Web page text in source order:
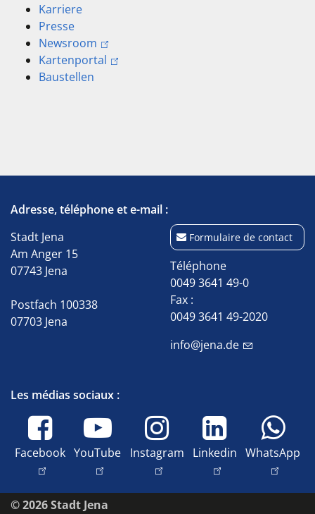
Karriere
Presse
Newsroom
Kartenportal
Baustellen
Adresse, téléphone et e-mail :
Stadt Jena
Am Anger 15
07743 Jena
Postfach 100338
07703 Jena
Formulaire de contact
Téléphone
0049 3641 49-0
Fax :
0049 3641 49-2020
info@jena.de
Les médias sociaux :
Facebook YouTube Instagram Linkedin WhatsApp
© 2026 Stadt Jena